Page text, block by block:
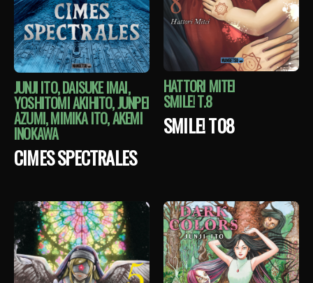
JUNJI ITO, DAISUKE IMAI,
YOSHITOMI AKIHITO, JUNPEI
AZUMI, MIMIKA ITO, AKEMI
INOKAWA
CIMES SPECTRALES
HATTORI MITEI
SMILE! T.8
SMILE! T08